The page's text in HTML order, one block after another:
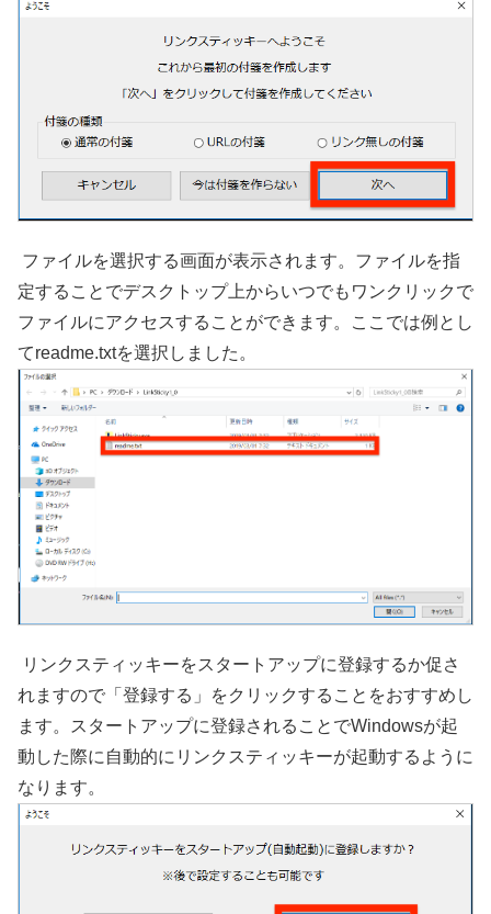
ファイルを選択する画面が表示されます。ファイルを指
定することでデスクトップ上からいつでもワンクリックで
ファイルにアクセスすることができます。ここでは例とし
てreadme.txtを選択しました。
リンクスティッキーをスタートアップに登録するか促さ
れますので「登録する」をクリックすることをおすすめし
ます。スタートアップに登録されることでWindowsが起
動した際に自動的にリンクスティッキーが起動するように
なります。